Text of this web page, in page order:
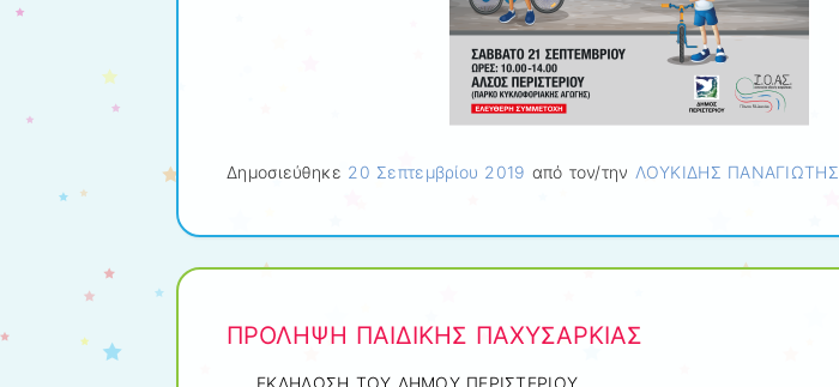
Δημοσιεύθηκε 20 Σεπτεμβρίου 2019 από τον/την ΛΟΥΚΙΔΗΣ ΠΑΝΑΓΙΩΤΗΣ
ΠΡΟΛΗΨΗ ΠΑΙΔΙΚΗΣ ΠΑΧΥΣΑΡΚΙΑΣ